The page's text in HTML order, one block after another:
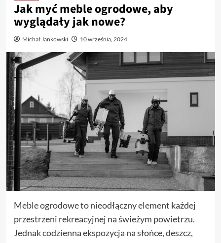
Jak myć meble ogrodowe, aby
wyglądały jak nowe?
Michał Jankowski 10 września, 2024
Meble ogrodowe to nieodłączny element każdej
przestrzeni rekreacyjnej na świeżym powietrzu.
Jednak codzienna ekspozycja na słońce, deszcz,